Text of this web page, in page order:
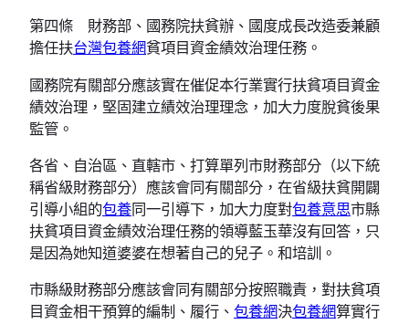
第四條 財務部、國務院扶貧辦、國度成長改造委兼顧
擔任扶台灣包養網貧項目資金績效治理任務。
國務院有關部分應該實在催促本行業實行扶貧項目資金
績效治理，堅固建立績效治理理念，加大力度脫貧後果
監管。
各省、自治區、直轄市、打算單列市財務部分（以下統
稱省級財務部分）應該會同有關部分，在省級扶貧開闢
引導小組的包養同一引導下，加大力度對包養意思市縣
扶貧項目資金績效治理任務的領導藍玉華沒有回答，只
是因為她知道婆婆在想著自己的兒子。和培訓。
市縣級財務部分應該會同有關部分按照職責，對扶貧項
目資金相干預算的編制、履行、 包養網決包養網算實行